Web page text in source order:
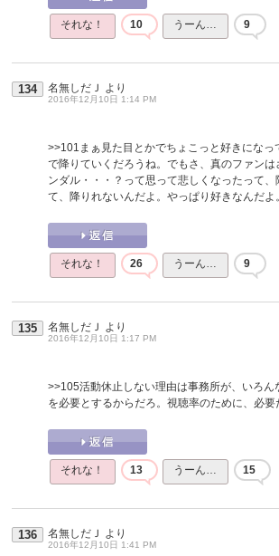
それな！ 10 うーん… 9
134 名無しだＪ より
2016年12月10日 1:14 PM
>>101 まぁ見た目とかでちょこっと好きにな
で降りていくだろうね。でもさ、真のファンは
ンダル・・・？って思って悲しくなったって
て、降りれないんだよ。やっぱり好きなんだよ。
それな！ 26 うーん… 9
135 名無しだＪ より
2016年12月10日 1:17 PM
>>105活動休止しない理由は事務所が、いろん
を必要とするからだろ。視聴率のために、必要
それな！ 13 うーん… 15
136 名無しだＪ より
2016年12月10日 1:41 PM